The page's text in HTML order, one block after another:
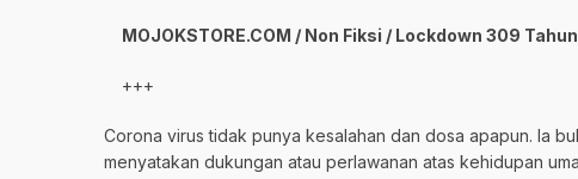
MOJOKSTORE.COM / Non Fiksi / Lockdown 309
+++
Corona virus tidak punya kesalahan dan dosa apapun. Ia
menyatakan dukungan atau perlawanan atas kehidupan